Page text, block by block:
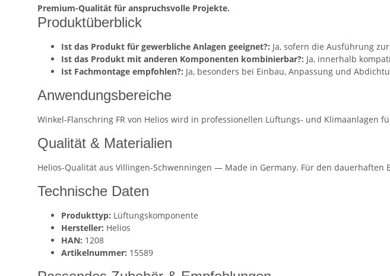
Premium-Qualität für anspruchsvolle Projekte.
Produktüberblick
Ist das Produkt für gewerbliche Anlagen geeignet?: Ja, sofern die Ausführung
Ist das Produkt mit anderen Komponenten kombinierbar?: Ja, innerhalb
Ist Fachmontage empfohlen?: Ja, besonders bei Einbau, Anpassung und
Anwendungsbereiche
Winkel-Flanschring FR von Helios wird in professionellen Lüftungs- und Klimaanlagen
Qualität & Materialien
Helios-Qualität aus Villingen-Schwenningen — Made in Germany. Für den
Technische Daten
Produkttyp: Lüftungskomponente
Hersteller: Helios
HAN: 1208
Artikelnummer: 15589